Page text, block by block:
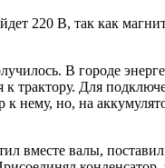
220 В, так как
В городе
трактору. Для
нему, но, на
вместе валы,